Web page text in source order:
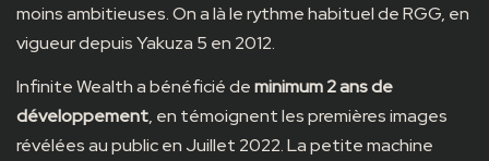
moins ambitieuses. On a là le rythme habituel de RGG, en
vigueur depuis Yakuza 5 en 2012.
Infinite Wealth a bénéficié deminimum 2 ans de
développement, en témoignent les premières images
révélées au public en Juillet 2022. La petite machine